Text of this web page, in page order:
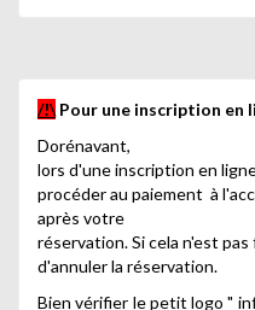
/!\ Pour une inscription en
Dorénavant,
lors d'une inscription en
procéder au paiement à
après votre
réservation. Si cela n'est
d'annuler la réservation.
Bien vérifier le petit logo "